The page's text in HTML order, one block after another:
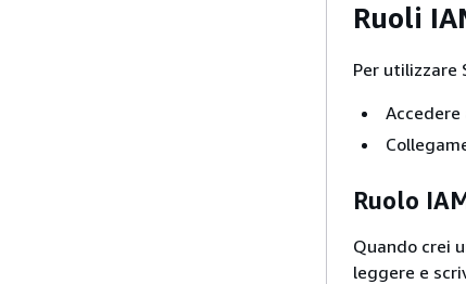
Ruoli
Per utilizzare
Ruolo
Quando crei
leggere e